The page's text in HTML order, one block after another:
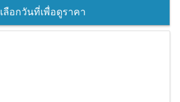
เลือกวันที่เพื่อดูราคา